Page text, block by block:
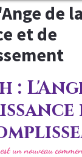
de la
et de
:
un nouveau